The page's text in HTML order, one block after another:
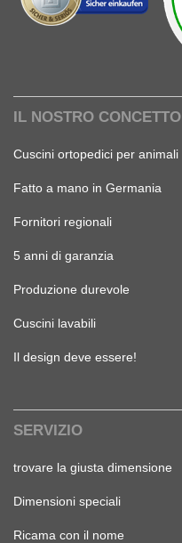
IL NOSTRO CONCETTO
Cuscini ortopedici per animali
Fatto a mano in Germania
Fornitori regionali
5 anni di garanzia
Produzione durevole
Cuscini lavabili
Il design deve essere!
SERVIZIO
trovare la giusta dimensione
Dimensioni speciali
Ricama con il nome